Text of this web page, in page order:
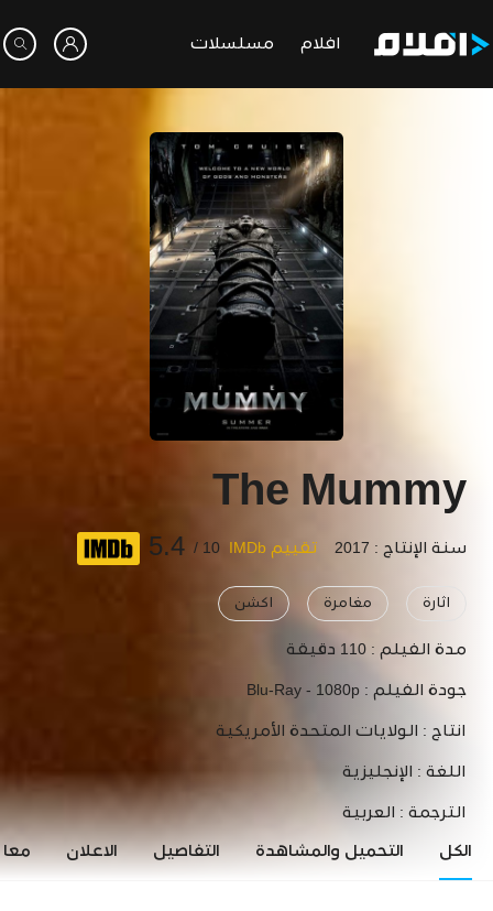
افلام مسلسلات
The Mummy
سنة الإنتاج : 2017 تقييم IMDb 10 /
5.4
اثارة مغامرة اكشن
مدة الفيلم : 110 دقيقة
جودة الفيلم : Blu-Ray - 1080p
انتاج : الولايات المتحدة الأمريكية
اللغة : الإنجليزية
الترجمة : العربية
الكل التحميل والمشاهدة التفاصيل الاعلان